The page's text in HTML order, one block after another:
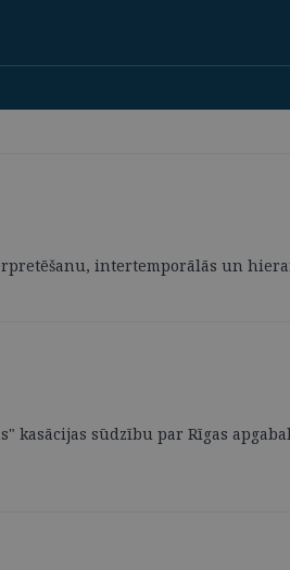
intertemporālās un
kasācijas sūdzību par Rīgas